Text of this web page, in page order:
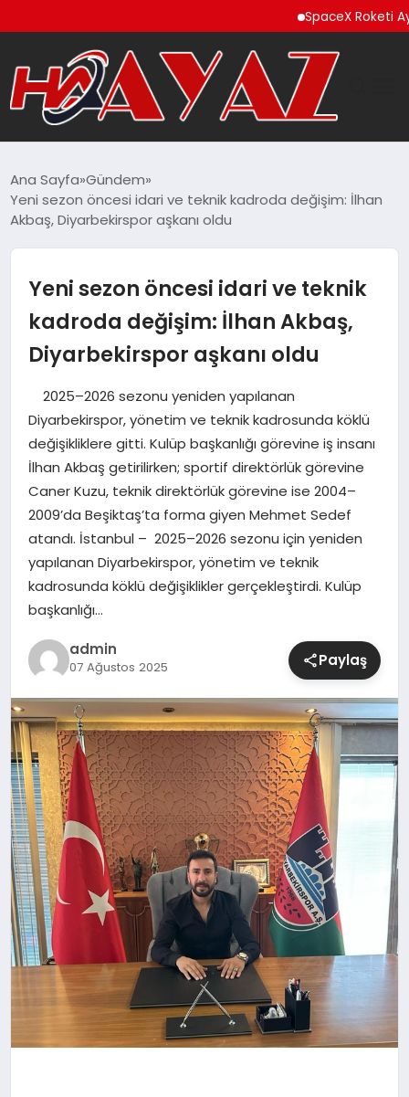
SpaceX Roketi Ay’a
DÜNYA
MAGAZIN
SAĞLIK
SIYASET
SPOR
TEKNOLOJI
YAŞAM
Ana Sayfa Gündem
Yeni sezon öncesi idari ve teknik kadroda değişim: İlhan
Akbaş, Diyarbekirspor aşkanı oldu
Yeni sezon öncesi idari ve teknik
kadroda değişim: İlhan Akbaş,
Diyarbekirspor aşkanı oldu
2025–2026 sezonu yeniden yapılanan
Diyarbekirspor, yönetim ve teknik kadrosunda köklü
değişikliklere gitti. Kulüp başkanlığı görevine iş insanı
İlhan Akbaş getirilirken; sportif direktörlük görevine
Caner Kuzu, teknik direktörlük görevine ise 2004–
2009’da Beşiktaş’ta forma giyen Mehmet Sedef
atandı. İstanbul – 2025–2026 sezonu için yeniden
yapılanan Diyarbekirspor, yönetim ve teknik
kadrosunda köklü değişiklikler gerçekleştirdi. Kulüp
başkanlığı…
admin
07 Ağustos 2025 Paylaş